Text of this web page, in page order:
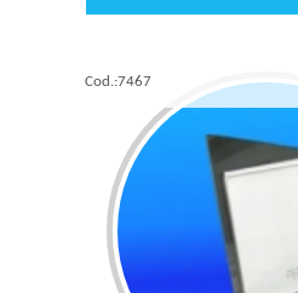
Cod.:7467